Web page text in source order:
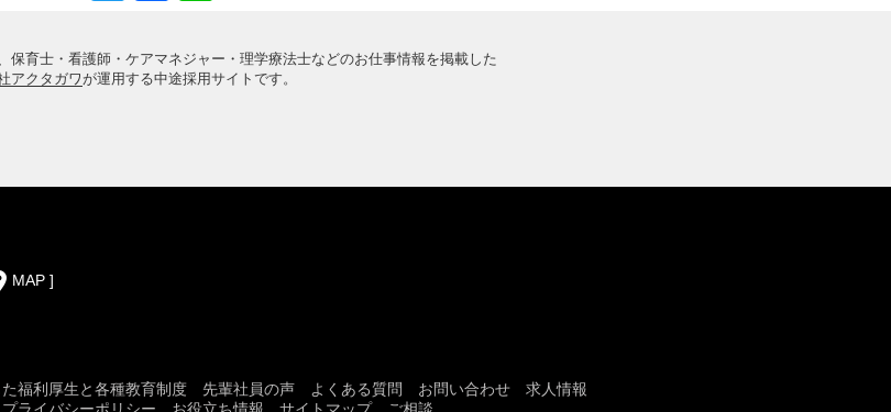
保育士・看護師・ケアマネジャー・理学療法士などのお仕事情報を掲載した
アクタガワが運用する中途採用サイトです。
MAP ]
福利厚生と各種教育制度 先輩社員の声 よくある質問 お問い合わせ
求人情報